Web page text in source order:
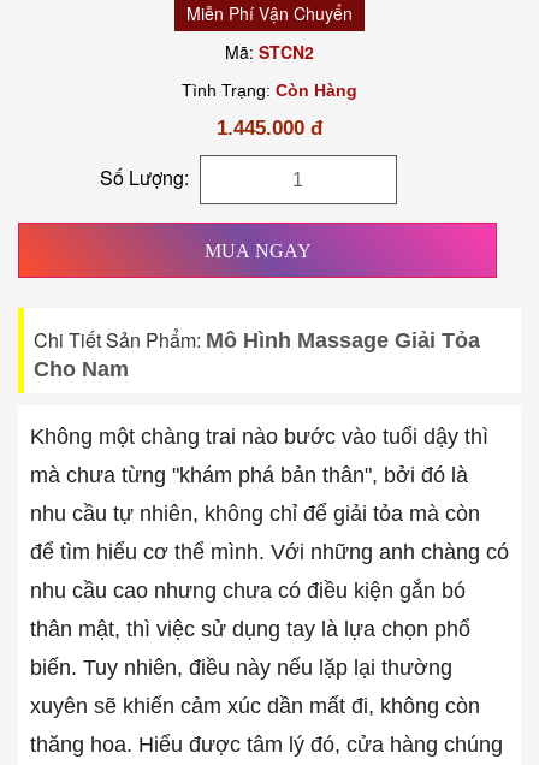
Miễn Phí Vận Chuyển
Mã: STCN2
Tình Trạng: Còn Hàng
1.445.000 đ
Số Lượng:
MUA NGAY
Chi Tiết Sản Phẩm: Mô Hình Massage Giải Tỏa
Cho Nam
Không một chàng trai nào bước vào tuổi dậy thì
mà chưa từng "khám phá bản thân", bởi đó là
nhu cầu tự nhiên, không chỉ để giải tỏa mà còn
để tìm hiểu cơ thể mình. Với những anh chàng có
nhu cầu cao nhưng chưa có điều kiện gắn bó
thân mật, thì việc sử dụng tay là lựa chọn phổ
biến. Tuy nhiên, điều này nếu lặp lại thường
xuyên sẽ khiến cảm xúc dần mất đi, không còn
thăng hoa. Hiểu được tâm lý đó, cửa hàng chúng